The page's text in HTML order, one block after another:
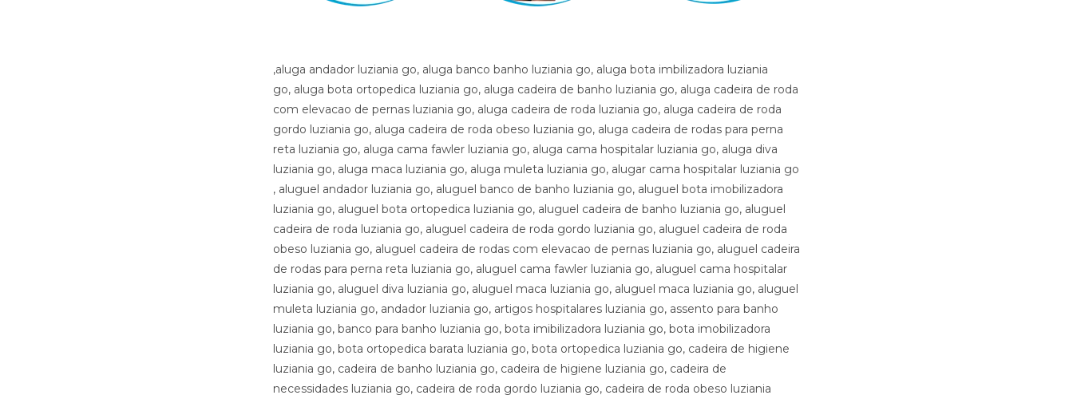
,aluga andador luziania go, aluga banco banho luziania go, aluga bota imbilizadora luziania go, aluga bota ortopedica luziania go, aluga cadeira de banho luziania go, aluga cadeira de roda com elevacao de pernas luziania go, aluga cadeira de roda luziania go, aluga cadeira de roda gordo luziania go, aluga cadeira de roda obeso luziania go, aluga cadeira de rodas para perna reta luziania go, aluga cama fawler luziania go, aluga cama hospitalar luziania go, aluga diva luziania go, aluga maca luziania go, aluga muleta luziania go, alugar cama hospitalar luziania go , aluguel andador luziania go, aluguel banco de banho luziania go, aluguel bota imobilizadora luziania go, aluguel bota ortopedica luziania go, aluguel cadeira de banho luziania go, aluguel cadeira de roda luziania go, aluguel cadeira de roda gordo luziania go, aluguel cadeira de roda obeso luziania go, aluguel cadeira de rodas com elevacao de pernas luziania go, aluguel cadeira de rodas para perna reta luziania go, aluguel cama fawler luziania go, aluguel cama hospitalar luziania go, aluguel diva luziania go, aluguel maca luziania go, aluguel maca luziania go, aluguel muleta luziania go, andador luziania go, artigos hospitalares luziania go, assento para banho luziania go, banco para banho luziania go, bota imibilizadora luziania go, bota imobilizadora luziania go, bota ortopedica barata luziania go, bota ortopedica luziania go, cadeira de higiene luziania go, cadeira de banho luziania go, cadeira de higiene luziania go, cadeira de necessidades luziania go, cadeira de roda gordo luziania go, cadeira de roda obeso luziania go, cadeira de rodas aluguel luziania go, cadeira de rodas elevacao de pernas luziania go, cadeira de rodas higienica luziania go, cadeira de rodas para banho preco luziania go, cadeira de rodas para gordo luziania go, cadeira higienica dobravel luziania go, cadeira higienica preco luziania go, cadeira para banho preco luziania go, cadeira para vaso luziania go, cadeiras de rodas luziania go, calha afo ortopedica pe caido luziania go, calha afo ortopedica pe caido luziania go, calha afo ortopedica pe caido luziania go, cama fawler luziania go, cama hospitalar automatica luziania go, cama hospitalar luziania go, cama hospitalar manual luziania go, cedeira de rodas luziania go, cilindro de oxigenio medicinal luziania go, clinica ortopedica luziania go, clinica so trauma luziania go, colar cervical luziania go, diva luziania go, equipamentos medicos luziania go, fisioterapia luziania go, hospital luziania go, hospital so trauma luziania go, imobilizador articulado cotovelo luziania go, imobilizador articulado joelho luziania go, imobilizador articulado joelho luziania go, imobilizador articulado luziania go, joelheira luziania go, joelheira ortopedica brace luziania go, joelheira ortopedica brace luziania go luziania go, joelheira ortopedica luziania go, joelheira ortopedica luziania go, joelheira ortopedica luziania go, joelheira ortopedica luziania go, joelheira ortopedica luziania go, locacao andador luziania go, locacao banco de banho luziania go, locacao bota imobilizadora luziania go, locacao bota ortopedica luziania go, locacao cadeira de banho luziania go, locacao cadeira de roda luziania go, locacao cadeira de roda gordo luziania go, locacao cadeira de roda obeso luziania go, locacao cadeira de rodas elevalcao de pernas luziania go, locacao cama fawler luziania go, locacao cama hospitalar luziania go, locacao de cadeira de rodas luziania go, locacao de cadeira de rodas para perna reta luziania go, locacao diva luziania go, locacao maca luziania go, locacao maca luziania go, locacao muleta luziania go, locadora andador luziania go, locadora banco de banho luziania go, locadora bota imobilizadora luziania go, locadora bota ortopedica luziania go, locadora cadeira de banho luziania go, locadora cadeira de roda luziania go, locadora cadeira de roda gordo luziania go, locadora cadeira de roda obeso luziania go, locadora cadeira de rodas elevecao de pernas, locadora cadeira de rodas para perna reta luziania go, locadora cama fawler luziania go, locadora cama hospitalar luziania go, locadora diva luziania go, locadora maca luziania go, locadora maca luziania go, locadora muleta luziania go, loja bota ortopedica luziania go, loja cadeira de banho luziania go, loja cadeira de roda luziania go, loja cama hospitalar luziania go, loja muleta luziania go, loja produtos medicos luziania go, loja produtos hospitalar luziania go, loja produtos hospitalares luziania go, loja produtos medicos luziania go, loja produtos ortopedicos luziania go, loja vende andador luziania go, loja vende bota ortopedica luziania go, loja vende cadeira de rodas perna reta luziania go, loja vende cama fawler luziania go, loja vende muleta luziania go, loja vende tipoia luziania go, maca luziania go, material cirurgico luziania go, medico ortopedista luziania go, muleta barata luziania go, muleta luziania go, muleta usada luziania go, muletas luziania go, munhequeira luziania go, ortese articulada cotovelo luziania go, ortese articulada cotovelo luziania go, ortese articulado cotovelo luziania go, ortese notuna facite plantar luziania go, ortese noturna facite plantar luziania go, ortese noturna facite plantar luziania go, ortopedia luziania go, poltrona hospitalar preco luziania go, poltrona reclinavel hospitalar luziania go, preco cadeira de banho luziania go, preco cama hospitalar luziania go, produtos hospitalares luziania go, produtos medicos luziania go, reabilitacao luziania go, sutia cirurgia luziania go, sutia ortopedico luziania go, sutia ortopedico luziania go, sutia pos operatorio luziania go, sutia pos operatorio luziania go, tala luziania go, talas luziania go, tipoia luziania go, venda muleta luziania go, vende cadeira de banho luziania go, vende maca luziania go, vende muleta luziania go, vende produtos hospitalares luziania go, vende produtos medicos luziania go, ,aluga andador luziania go, aluga banco banho luziania go, aluga bota imbilizadora luziania go, aluga bota ortopedica luziania go, aluga cadeira de banho luziania go, aluga cadeira de roda com elevacao de pernas luziania go, aluga cadeira de roda luziania go, aluga cadeira de roda gordo luziania go, aluga cadeira de roda obeso luziania go, aluga cadeira de rodas para perna reta luziania go, aluga cama fawler luziania go, aluga cama hospitalar luziania go, aluga diva luziania go, aluga maca luziania go, aluga muleta luziania go, alugar cama hospitalar luziania go , aluguel andador luziania go, aluguel banco de banho luziania go, aluguel bota imobilizadora luziania go, aluguel bota ortopedica luziania go, aluguel cadeira de banho luziania go, aluguel cadeira de roda luziania go, aluguel cadeira de roda gordo luziania go, aluguel cadeira de roda obeso luziania go, aluguel cadeira de rodas com elevacao de pernas luziania go, aluguel cadeira de rodas para perna reta luziania go, aluguel cama fawler luziania go, aluguel cama hospitalar luziania go, aluguel diva luziania go, aluguel maca luziania go, aluguel maca luziania go, aluguel muleta luziania go, andador luziania go, artigos hospitalares luziania go, assento para banho luziania go, banco para banho luziania go, bota imibilizadora luziania go, bota imobilizadora luziania go, bota ortopedica barata luziania go, bota ortopedica luziania go, cadeira de higiene luziania go, cadeira de banho luziania go, cadeira de higiene luziania go, cadeira de necessidades luziania go, cadeira de roda gordo luziania go, cadeira de roda obeso luziania go, cadeira de rodas aluguel luziania go, cadeira de rodas elevacao de pernas luziania go, cadeira de rodas higienica luziania go, cadeira de rodas para banho preco luziania go, cadeira de rodas para gordo luziania go, cadeira higienica dobravel luziania go, cadeira higienica preco luziania go, cadeira para banho preco luziania go, cadeira para vaso luziania go, cadeiras de rodas luziania go, calha afo ortopedica pe caido luziania go, calha afo ortopedica pe caido luziania go, calha afo ortopedica pe caido luziania go, cama fawler luziania go, cama hospitalar automatica luziania go, cama hospitalar luziania go, cama hospitalar manual luziania go, cedeira de rodas luziania go, cilindro de oxigenio medicinal luziania go, clinica ortopedica luziania go, clinica so trauma luziania go, colar cervical luziania go, diva luziania go, equipamentos medicos luziania go, fisioterapia luziania go, hospital luziania go, hospital so trauma luziania go, imobilizador articulado cotovelo luziania go, imobilizador articulado joelho luziania go, imobilizador articulado joelho luziania go, imobilizador articulado luziania go, joelheira luziania go, joelheira ortopedica brace luziania go, joelheira ortopedica brace luziania go luziania go, joelheira ortopedica luziania go, joelheira ortopedica luziania go, joelheira ortopedica luziania go, joelheira ortopedica luziania go, joelheira ortopedica luziania go, locacao andador luziania go, locacao banco de banho luziania go, locacao bota imobilizadora luziania go, locacao bota ortopedica luziania go, locacao cadeira de banho luziania go, locacao cadeira de roda luziania go, locacao cadeira de roda gordo luziania go, locacao cadeira de roda obeso luziania go, locacao cadeira de rodas elevalcao de pernas luziania go, locacao cama fawler luziania go, locacao cama hospitalar luziania go, locacao de cadeira de rodas luziania go, locacao de cadeira de rodas para perna reta luziania go, locacao diva luziania go, locacao maca luziania go, locacao maca luziania go, locacao muleta luziania go, locadora andador luziania go, locadora banco de banho luziania go, locadora bota imobilizadora luziania go, locadora bota ortopedica luziania go, locadora cadeira de banho luziania go, locadora cadeira de roda luziania go, locadora cadeira de roda gordo luziania go, locadora cadeira de roda obeso luziania go, locadora cadeira de rodas elevecao de pernas, locadora cadeira de rodas para perna reta luziania go, lo